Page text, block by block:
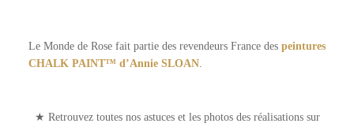
Le Monde de Rose fait partie des revendeurs France des peintures
CHALK PAINT™ d’Annie SLOAN.
★ Retrouvez toutes nos astuces et les photos des réalisations sur